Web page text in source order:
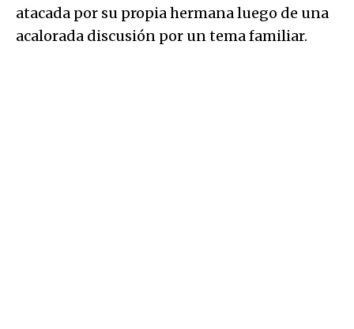
atacada por su propia hermana luego de una
acalorada discusión por un tema familiar.